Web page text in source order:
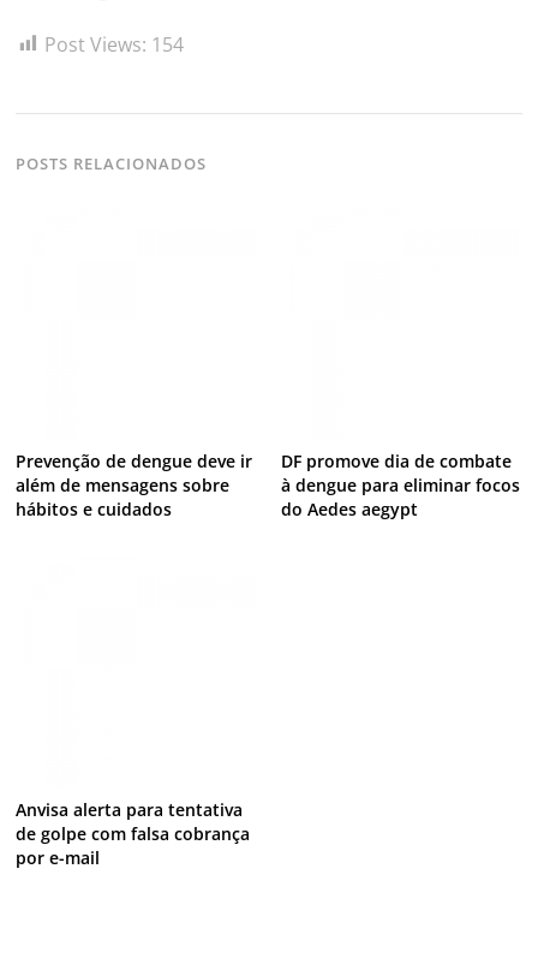
Post Views: 154
POSTS RELACIONADOS
Prevenção de dengue deve ir
além de mensagens sobre
hábitos e cuidados
DF promove dia de combate
à dengue para eliminar focos
do Aedes aegypt
Anvisa alerta para tentativa
de golpe com falsa cobrança
por e-mail